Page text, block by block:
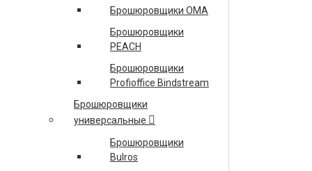
4/8/40 НА 210 СКОБ
4/8/40 НА 5000 СКОБ
ФАЙЛОВЫХ СКОБ
FOLDNAK 4/8/40 ПРЯМОЙ
Брошюровщики OMA
Брошюровщики
PEACH
Брошюровщики
Profioffice Bindstream
Брошюровщики
универсальные
Брошюровщики
Bulros